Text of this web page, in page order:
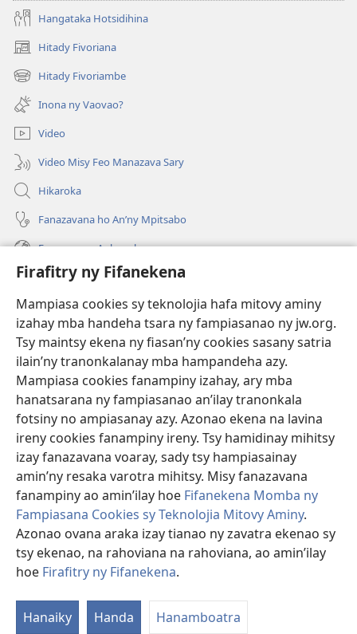
Firafitry ny Fifanekena
Mampiasa cookies sy teknolojia hafa mitovy aminy
izahay mba handeha tsara ny fampiasanao ny jw.org.
Tsy maintsy ekena ny fiasan’ny cookies sasany satria
ilain’ny tranonkalanay mba hampandeha azy.
Mampiasa cookies fanampiny izahay, ary mba
hanatsarana ny fampiasanao an’ilay tranonkala
fotsiny no ampiasanay azy. Azonao ekena na lavina
ireny cookies fanampiny ireny. Tsy hamidinay mihitsy
izay fanazavana voaray, sady tsy hampiasainay
amin’ny resaka varotra mihitsy. Misy fanazavana
fanampiny ao amin’ilay hoe Fifanekena Momba ny
Fampiasana Cookies sy Teknolojia Mitovy Aminy.
Azonao ovana araka izay tianao ny zavatra ekenao sy
tsy ekenao, na rahoviana na rahoviana, ao amin’ilay
hoe Firafitry ny Fifanekena.
Hanaiky Handa Hanamboatra
Hangataka Hotsidihina
Hitady Fivoriana
(manokatra
rohy) Hitady Fivoriambe
(manokatra
rohy) Inona ny Vaovao?
Video
Video Misy Feo Manazava Sary
Hikaroka
Fanazavana ho An’ny Mpitsabo
Fanazavana Ankapobeny
Fanampiana
Fanomezana
(manokatra
rohy)
FITEHIRIZAM-BOKIN’NY Vavolombelon’i Jehovah
(manokatra
rohy)
JW Hub
(manokatra
rohy)
JW Library
Watchtower Library ®
Copyright© 2026 Watch Tower Bible and Tract Society of Pennsylvania.
FIFANEKENA| FIFANEKENA MOMBA NY TSIAMBARATELO
NY FIFANEKENA